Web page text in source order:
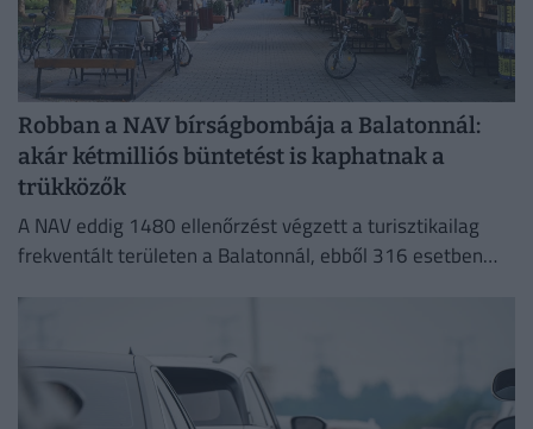
Robban a NAV bírságbombája a Balatonnál:
akár kétmilliós büntetést is kaphatnak a
trükközők
A NAV eddig 1480 ellenőrzést végzett a turisztikailag
frekventált területen a Balatonnál, ebből 316 esetben